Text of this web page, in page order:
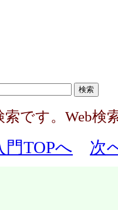
です。Web検
TOPへ 次